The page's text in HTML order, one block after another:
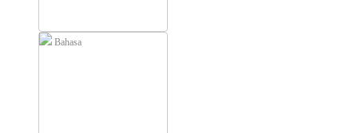
Bahasa